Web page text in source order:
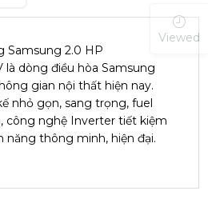
Samsung 2.0 HP
là dòng điều hòa Samsung
gian nội thất hiện nay.
nhỏ gọn, sang trọng, fuel
công nghệ Inverter tiết kiệm
năng thông minh, hiện đại.
Viewed